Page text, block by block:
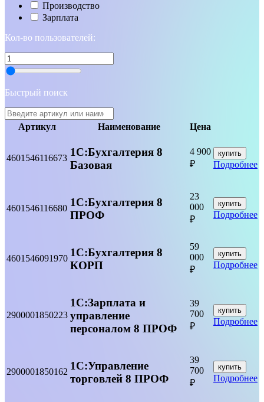
Производство
Зарплата
Кол-во пользователей:
Быстрый поиск
Артикул Наименование Цена
4601546116673 1С:Бухгалтерия 8
Базовая
4 900
₽
купить
Подробнее
4601546116680 1С:Бухгалтерия 8
ПРОФ
23
000
₽
купить
Подробнее
4601546091970 1С:Бухгалтерия 8
КОРП
59
000
₽
купить
Подробнее
2900001850223
1С:Зарплата и
управление
персоналом 8 ПРОФ
39
700
₽
купить
Подробнее
2900001850162 1С:Управление
торговлей 8 ПРОФ
39
700
₽
купить
Подробнее